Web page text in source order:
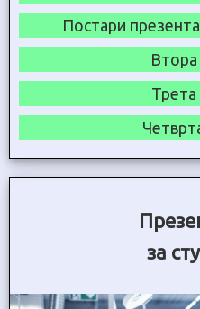
Постари
Втора
Трета
за